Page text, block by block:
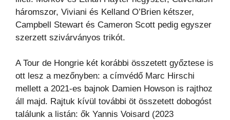
háromszor, Viviani és Kelland O’Brien kétszer,
Campbell Stewart és Cameron Scott pedig egyszer
szerzett szivárványos trikót.
A Tour de Hongrie két korábbi összetett győztese is
ott lesz a mezőnyben: a címvédő Marc Hirschi
mellett a 2021-es bajnok Damien Howson is rajthoz
áll majd. Rajtuk kívül további öt összetett dobogóst
találunk a listán: ők Yannis Voisard (2023